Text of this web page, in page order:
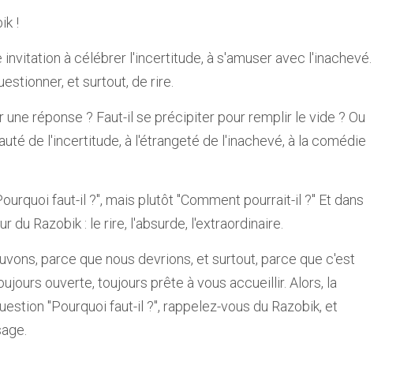
!
invitation à célébrer l'incertitude, à s'amuser avec l'inachevé.
et surtout, de rire.
réponse ? Faut-il se précipiter pour remplir le vide ? Ou
de l'incertitude, à l'étrangeté de l'inachevé, à la comédie
faut-il ?", mais plutôt "Comment pourrait-il ?" Et dans
Razobik : le rire, l'absurde, l'extraordinaire.
parce que nous devrions, et surtout, parce que c'est
ouverte, toujours prête à vous accueillir. Alors, la
"Pourquoi faut-il ?", rappelez-vous du Razobik, et